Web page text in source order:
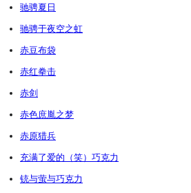
驰骋夏日
驰骋于夜空之虹
赤豆布袋
赤红拳击
赤剑
赤色庶胤之梦
赤原猎兵
充满了爱的（笑）巧克力
铳与萤与巧克力